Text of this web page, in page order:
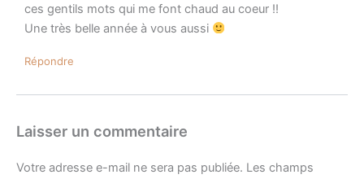
ces gentils mots qui me font chaud au coeur !!
Une très belle année à vous aussi
Répondre
Laisser un commentaire
Votre adresse e-mail ne sera pas publiée. Les champs